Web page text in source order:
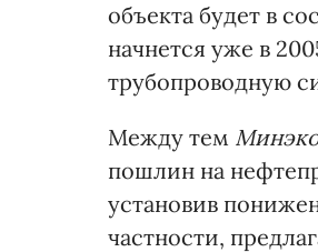
объекта будет в
начнется уже в
трубопроводную
Между тем
пошлин на
установив
частности,